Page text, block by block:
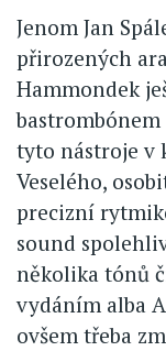
Jenom Jan
přirozených
Hammondek
tyto nástroje v
Veselého,
precizní
sound
několika tónů
vydáním alba
ovšem třeba